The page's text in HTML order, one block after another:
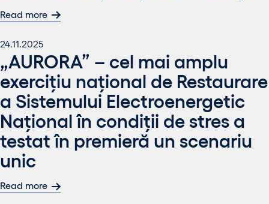
Read more
24.11.2025
„AURORA” – cel mai amplu
exercițiu național de Restaurare
a Sistemului Electroenergetic
Național în condiții de stres a
testat în premieră un scenariu
unic
Read more